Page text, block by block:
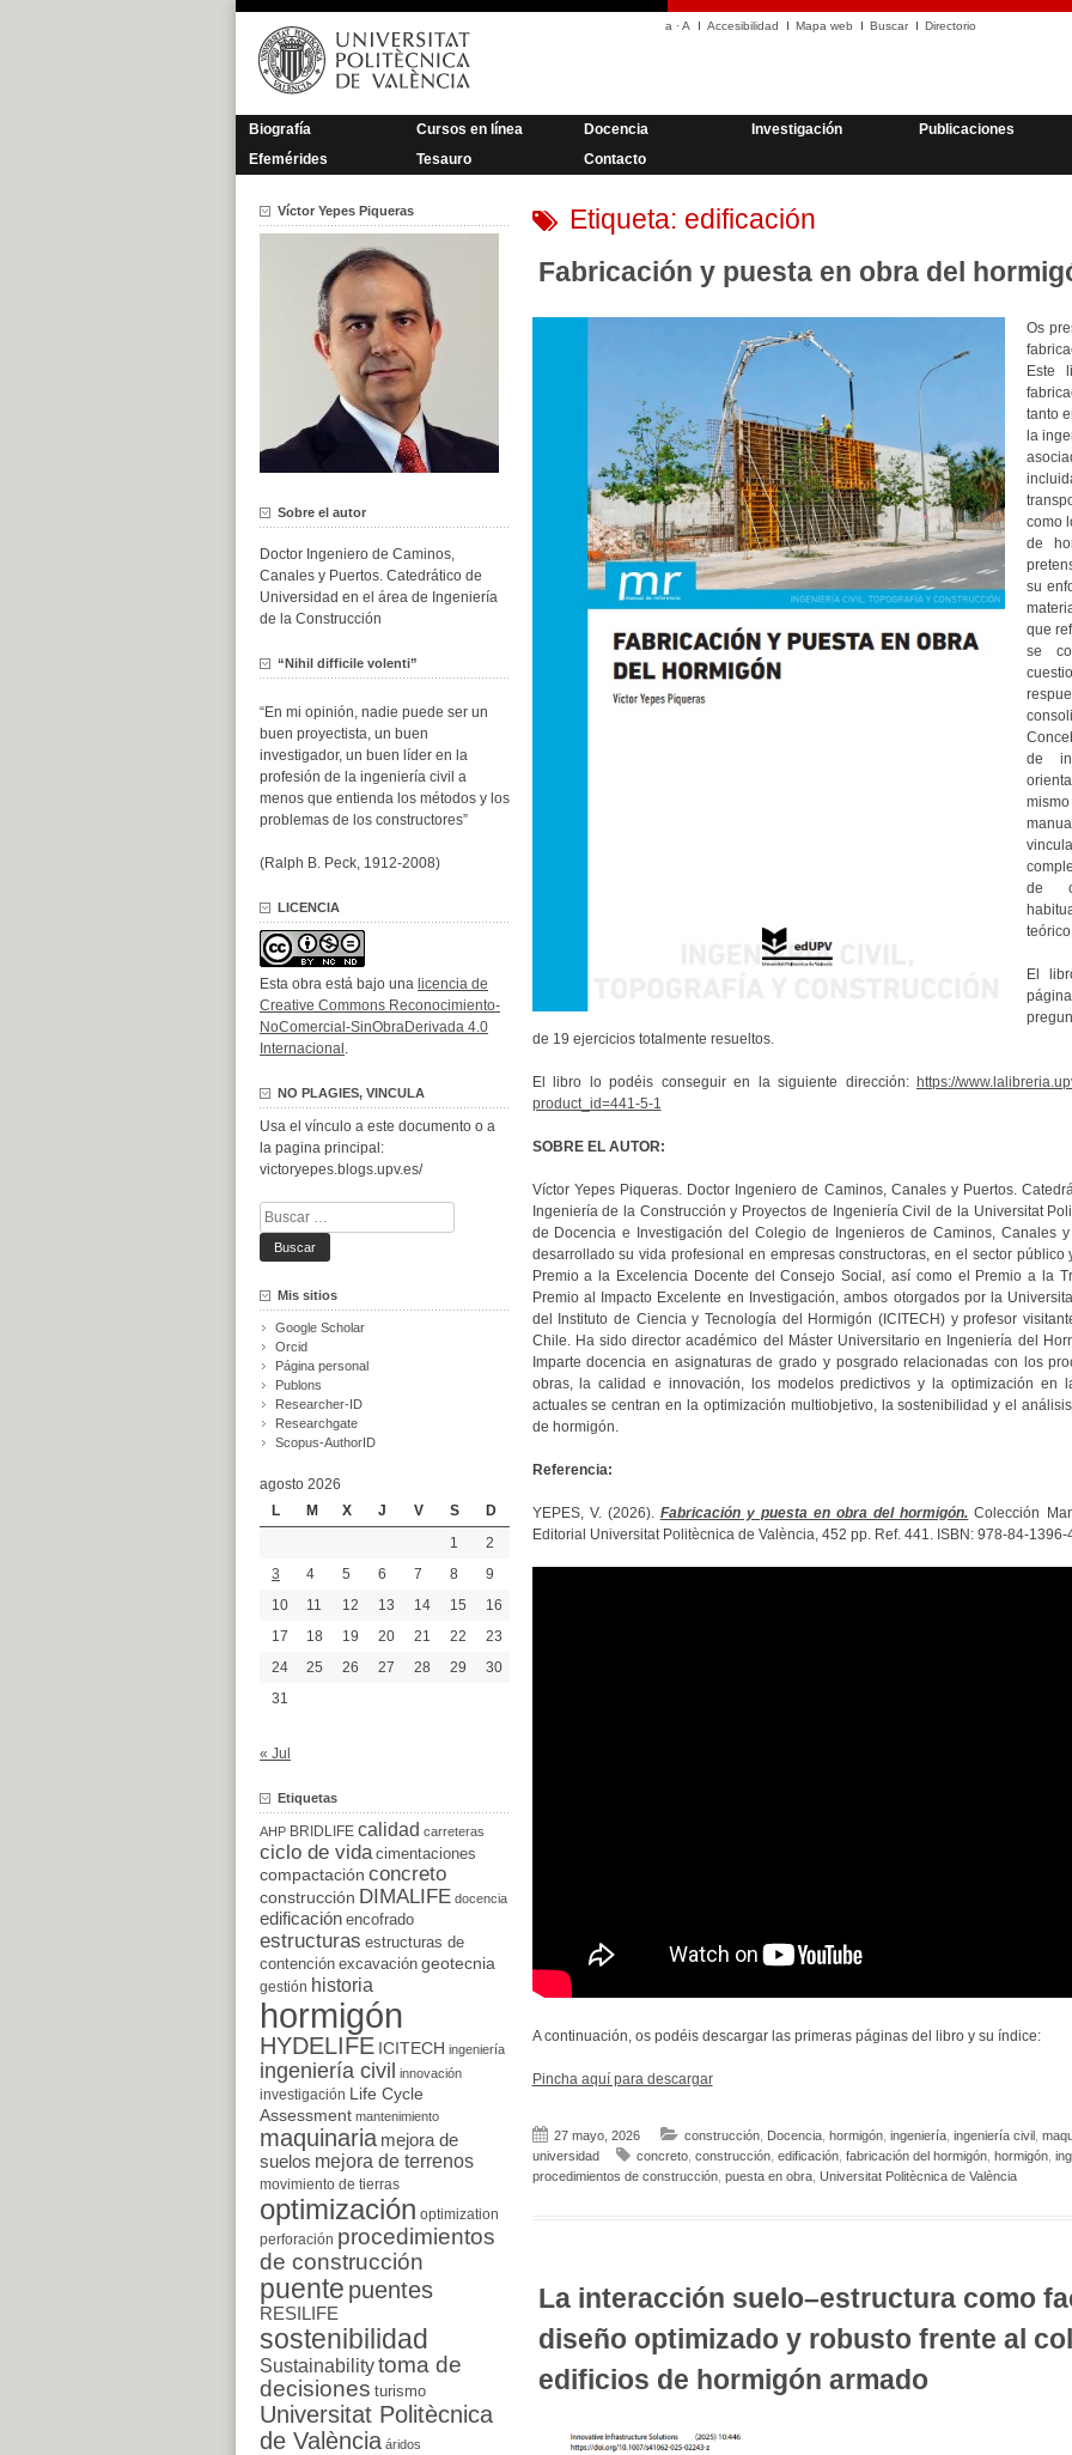
Saltar
contenido
a ·A Accesibilidad Mapa web Buscar Directorio
Biografía Cursos en línea Docencia Investigación Publicaciones
Efemérides
Tesauro Contacto
Etiqueta: edificación
Fabricación y puesta en obra del
Os
Este
tanto
la
como
de
su
que
se
de
de
El
de 19 ejercicios totalmente resueltos.
El libro lo podéis conseguir en la siguiente dirección: https://
product_id=441-5-1
SOBRE EL AUTOR:
Víctor Yepes Piqueras. Doctor Ingeniero de Caminos, Canales y Puertos.
Ingeniería de la Construcción y Proyectos de Ingeniería Civil de la Universitat
de Docencia e Investigación del Colegio de Ingenieros de Caminos, Canales
desarrollado su vida profesional en empresas constructoras, en el sector
Premio a la Excelencia Docente del Consejo Social, así como el Premio a la
Premio al Impacto Excelente en Investigación, ambos otorgados por la
del Instituto de Ciencia y Tecnología del Hormigón (ICITECH) y profesor
Chile. Ha sido director académico del Máster Universitario en Ingeniería del
Imparte docencia en asignaturas de grado y posgrado relacionadas con los
obras, la calidad e innovación, los modelos predictivos y la optimización en
actuales se centran en la optimización multiobjetivo, la sostenibilidad y el
de hormigón.
Referencia:
YEPES, V. (2026). Fabricación y puesta en obra del hormigón. Colección
Editorial Universitat Politècnica de València, 452 pp. Ref. 441. ISBN: 978-84-1396-
A continuación, os podéis descargar las primeras páginas del libro y su índice:
Pincha aquí para descargar
27 mayo, 2026 construcción, Docencia, hormigón, ingeniería, ingeniería civil
universidad
concreto, construcción, edificación, fabricación del hormigón, hormigón,
procedimientos de construcción, puesta en obra, Universitat Politècnica de València
La interacción suelo–estructura como
diseño optimizado y robusto frente al
edificios de hormigón armado
Víctor Yepes Piqueras
Sobre el autor
Doctor Ingeniero de Caminos,
Canales y Puertos. Catedrático de
Universidad en el área de Ingeniería
de la Construcción
“Nihil difficile volenti”
“En mi opinión, nadie puede ser un
buen proyectista, un buen
investigador, un buen líder en la
profesión de la ingeniería civil a
menos que entienda los métodos y los
problemas de los constructores”
(Ralph B. Peck, 1912-2008)
LICENCIA
Esta obra está bajo una licencia de
Creative Commons Reconocimiento-
NoComercial-SinObraDerivada 4.0
Internacional .
NO PLAGIES, VINCULA
Usa el vínculo a este documento o a
la pagina principal:
victoryepes.blogs.upv.es/
Buscar:
Mis sitios
Google Scholar
Orcid
Página personal
Publons
Researcher-ID
Researchgate
Scopus-AuthorID
agosto 2026
L
M X J V S
D
1
2
3
4 5 6 7 8
9
10
11 12 13 14 15
16
17
18 19 20 21 22
23
24
25 26 27 28 29
30
31
« Jul
Etiquetas
AHP BRIDLIFE calidad carreteras
ciclo de vida cimentaciones
compactación concreto
construcción DIMALIFE docencia
edificación encofrado
estructuras estructuras de
contención excavación geotecnia
gestión historia
hormigón
HYDELIFE ICITECH ingeniería
ingeniería civil innovación
investigación
Life Cycle
Assessment mantenimiento
maquinaria mejora de
suelos mejora de terrenos
movimiento de tierras
optimización optimization
perforación procedimientos
de construcción
puente puentes
RESILIFE
sostenibilidad
Sustainabilitytoma de
decisiones turismo
Universitat Politècnica
de València áridos